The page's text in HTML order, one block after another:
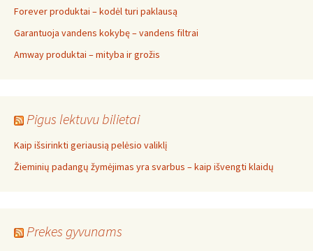
Forever produktai – kodėl turi paklausą
Garantuoja vandens kokybę – vandens filtrai
Amway produktai – mityba ir grožis
Pigus lektuvu bilietai
Kaip išsirinkti geriausią pelėsio valiklį
Žieminių padangų žymėjimas yra svarbus – kaip išvengti klaidų
Prekes gyvunams